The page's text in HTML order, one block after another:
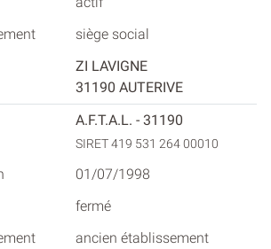
siège social
ZI LAVIGNE
31190 AUTERIVE
A.F.T.A.L. - 31190
SIRET 419 531 264 00010
01/07/1998
fermé
ancien établissement